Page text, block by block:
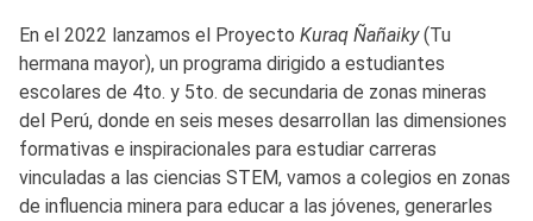
En el 2022 lanzamos el Proyecto Kuraq Ñañaiky(Tu
hermana mayor), un programa dirigido a estudiantes
escolares de 4to. y 5to. de secundaria de zonas mineras
del Perú, donde en seis meses desarrollan las dimensiones
formativas e inspiracionales para estudiar carreras
vinculadas a las ciencias STEM, vamos a colegios en zonas
de influencia minera para educar a las jóvenes, generarles